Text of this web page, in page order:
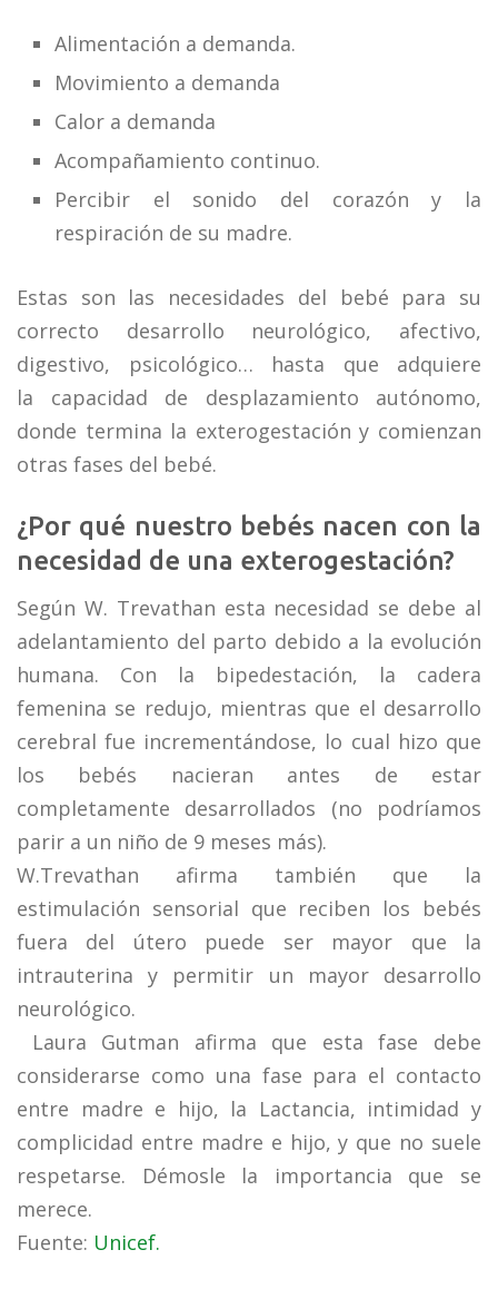
Alimentación a demanda.
Movimiento a demanda
Calor a demanda
Acompañamiento continuo.
Percibir el sonido del corazón y la
respiración de su madre.
Estas son las necesidades del bebé para su
correcto desarrollo neurológico, afectivo,
digestivo, psicológico… hasta que adquiere
la capacidad de desplazamiento autónomo,
donde termina la exterogestación y comienzan
otras fases del bebé.
¿Por qué nuestro bebés nacen con la
necesidad de una exterogestación?
Según W. Trevathan esta necesidad se debe al
adelantamiento del parto debido a la evolución
humana. Con la bipedestación, la cadera
femenina se redujo, mientras que el desarrollo
cerebral fue incrementándose, lo cual hizo que
los bebés nacieran antes de estar
completamente desarrollados (no podríamos
parir a un niño de 9 meses más).
W.Trevathan afirma también que la
estimulación sensorial que reciben los bebés
fuera del útero puede ser mayor que la
intrauterina y permitir un mayor desarrollo
neurológico.
Laura Gutman afirma que esta fase debe
considerarse como una fase para el contacto
entre madre e hijo, la Lactancia, intimidad y
complicidad entre madre e hijo, y que no suele
respetarse. Démosle la importancia que se
merece.
Fuente: Unicef.